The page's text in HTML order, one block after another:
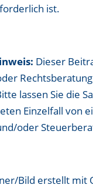
ist.
Dieser
lassen Sie die
Einzelfall von
oder
Bild erstellt mit